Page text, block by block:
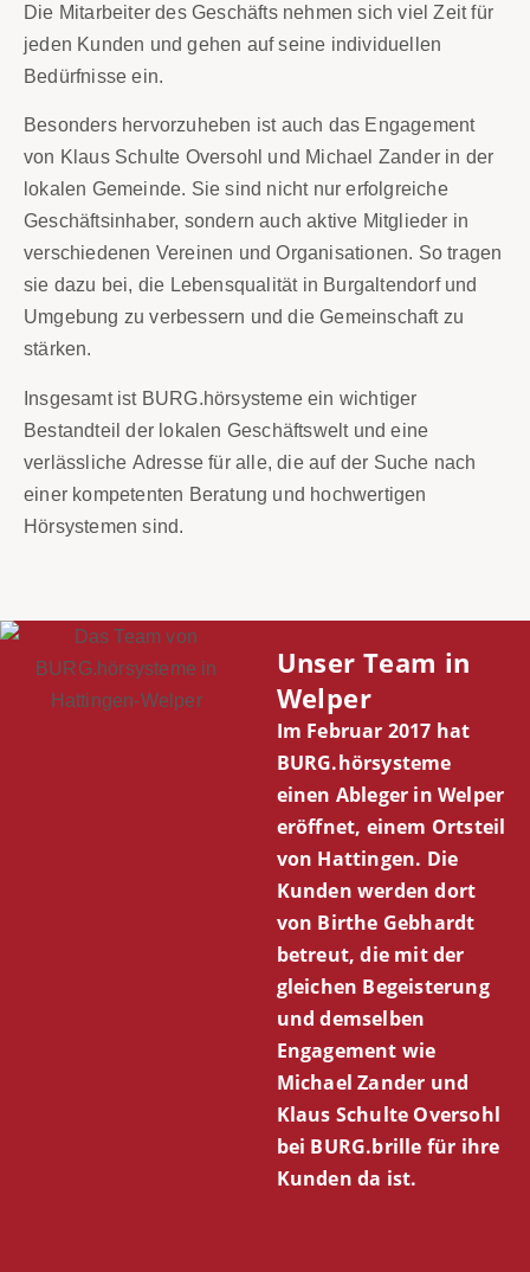
Die Mitarbeiter des Geschäfts nehmen sich viel Zeit für
jeden Kunden und gehen auf seine individuellen
Bedürfnisse ein.
Besonders hervorzuheben ist auch das Engagement
von Klaus Schulte Oversohl und Michael Zander in der
lokalen Gemeinde. Sie sind nicht nur erfolgreiche
Geschäftsinhaber, sondern auch aktive Mitglieder in
verschiedenen Vereinen und Organisationen. So tragen
sie dazu bei, die Lebensqualität in Burgaltendorf und
Umgebung zu verbessern und die Gemeinschaft zu
stärken.
Insgesamt ist BURG.hörsysteme ein wichtiger
Bestandteil der lokalen Geschäftswelt und eine
verlässliche Adresse für alle, die auf der Suche nach
einer kompetenten Beratung und hochwertigen
Hörsystemen sind.
Unser Team in
Welper
Im Februar 2017 hat
BURG.hörsysteme
einen Ableger in Welper
eröffnet, einem Ortsteil
von Hattingen. Die
Kunden werden dort
von Birthe Gebhardt
betreut, die mit der
gleichen Begeisterung
und demselben
Engagement wie
Michael Zander und
Klaus Schulte Oversohl
bei BURG.brille für ihre
Kunden da ist.